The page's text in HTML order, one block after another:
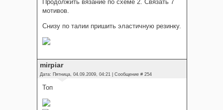
Продолжить вязание по схеме 2. Связать 7
мотивов.
Снизу по талии пришить эластичную резинку.
mirpiar
Дата: Пятница, 04.09.2009, 04:21 | Сообщение # 254
Топ